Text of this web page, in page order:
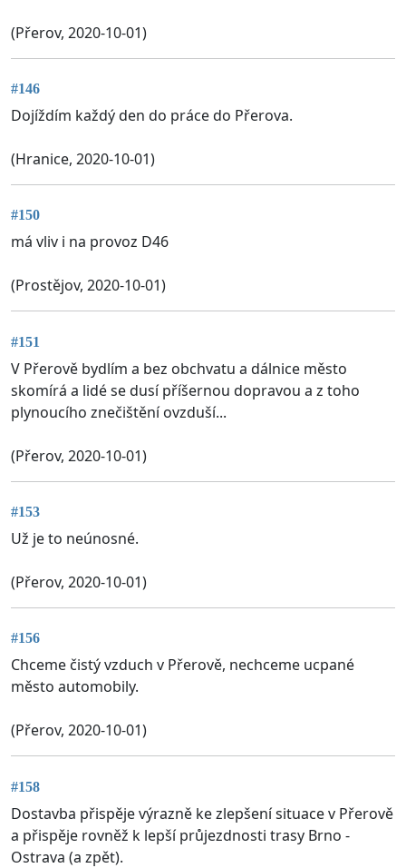
(Přerov, 2020-10-01)
#146
Dojíždím každý den do práce do Přerova.
(Hranice, 2020-10-01)
#150
má vliv i na provoz D46
(Prostějov, 2020-10-01)
#151
V Přerově bydlím a bez obchvatu a dálnice město
skomírá a lidé se dusí příšernou dopravou a z toho
plynoucího znečištění ovzduší...
(Přerov, 2020-10-01)
#153
Už je to neúnosné.
(Přerov, 2020-10-01)
#156
Chceme čistý vzduch v Přerově, nechceme ucpané
město automobily.
(Přerov, 2020-10-01)
#158
Dostavba přispěje výrazně ke zlepšení situace v Přerově
a přispěje rovněž k lepší průjezdnosti trasy Brno -
Ostrava (a zpět).